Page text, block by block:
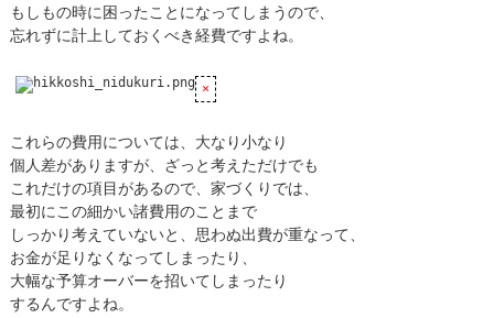
もしもの時に困ったことになってしまうので、
忘れずに計上しておくべき経費ですよね。
これらの費用については、大なり小なり
個人差がありますが、ざっと考えただけでも
これだけの項目があるので、家づくりでは、
最初にこの細かい諸費用のことまで
しっかり考えていないと、思わぬ出費が重なって、
お金が足りなくなってしまったり、
大幅な予算オーバーを招いてしまったり
するんですよね。